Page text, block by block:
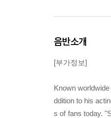
음반소개
[부가정보]
Known
ddition to his
s of fans today.